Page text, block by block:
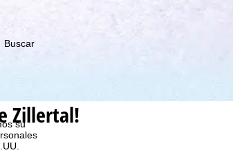
su
Buscar
Zillertal!